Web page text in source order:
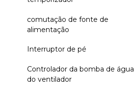
comutação de fonte de
alimentação
Interruptor de pé
Controlador da bomba de água
do ventilador